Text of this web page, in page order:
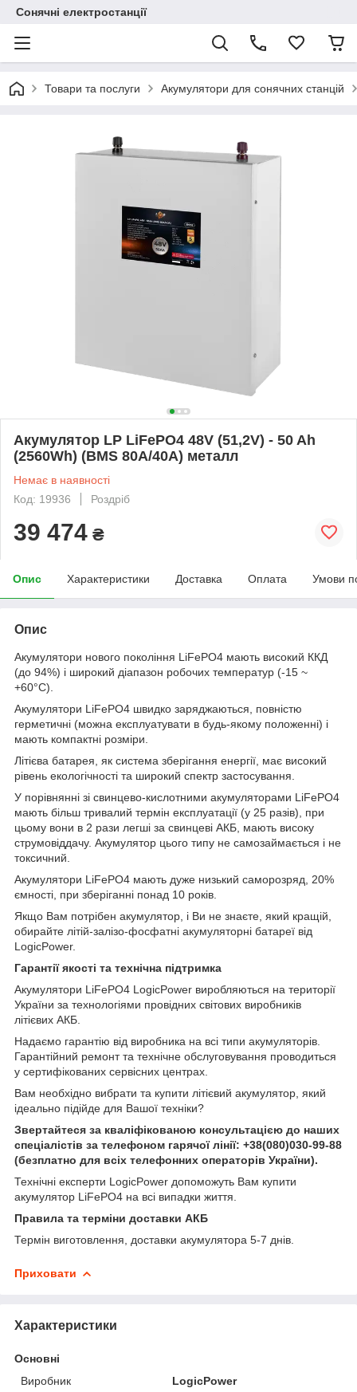
Сонячні електростанції
Товари та послуги Акумулятори для сонячних станцій
Акумулятор LP LiFePO4 48V (51,2V) - 50 Ah
(2560Wh) (BMS 80A/40А) металл
Немає в наявності
Код: 19936
Роздріб
39 474 ₴
Опис Характеристики Доставка Оплата Умови
Опис
Акумулятори нового покоління LiFePO4 мають високий ККД
(до 94%) і широкий діапазон робочих температур (-15 ~
+60°C).
Акумулятори LiFePO4 швидко заряджаються, повністю
герметичні (можна експлуатувати в будь-якому положенні) і
мають компактні розміри.
Літієва батарея, як система зберігання енергії, має високий
рівень екологічності та широкий спектр застосування.
У порівнянні зі свинцево-кислотними акумуляторами LiFePO4
мають більш тривалий термін експлуатації (у 25 разів), при
цьому вони в 2 рази легші за свинцеві АКБ, мають високу
струмовіддачу. Акумулятор цього типу не самозаймається і не
токсичний.
Акумулятори LiFePO4 мають дуже низький саморозряд, 20%
ємності, при зберіганні понад 10 років.
Якщо Вам потрібен акумулятор, і Ви не знаєте, який кращій,
обирайте літій-залізо-фосфатні акумуляторні батареї від
LogicPower.
Гарантії якості та технічна підтримка
Акумулятори LiFePO4 LogicPower виробляються на території
України за технологіями провідних світових виробників
літієвих АКБ.
Надаємо гарантію від виробника на всі типи акумуляторів.
Гарантійний ремонт та технічне обслуговування проводиться
у сертифікованих сервісних центрах.
Вам необхідно вибрати та купити літієвий акумулятор, який
ідеально підійде для Вашої техніки?
Звертайтеся за кваліфікованою консультацією до наших
спеціалістів за телефоном гарячої лінії: +38(080)030-99-88
(безплатно для всіх телефонних операторів України).
Технічні експерти LogicPower допоможуть Вам купити
акумулятор LiFePO4 на всі випадки життя.
Правила та терміни доставки АКБ
Термін виготовлення, доставки акумулятора 5-7 днів.
Приховати
Характеристики
Основні
Виробник
LogicPower